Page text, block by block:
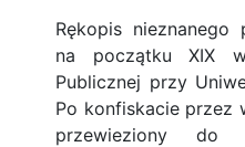
Rękopis nieznanego
na początku XIX
Publicznej przy
Po konfiskacie przez
przewieziony do